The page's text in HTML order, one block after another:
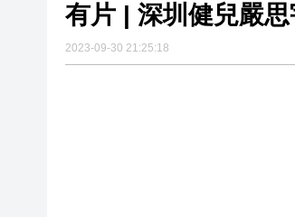
有片 | 深圳健兒嚴
2023-09-30 21:25:18